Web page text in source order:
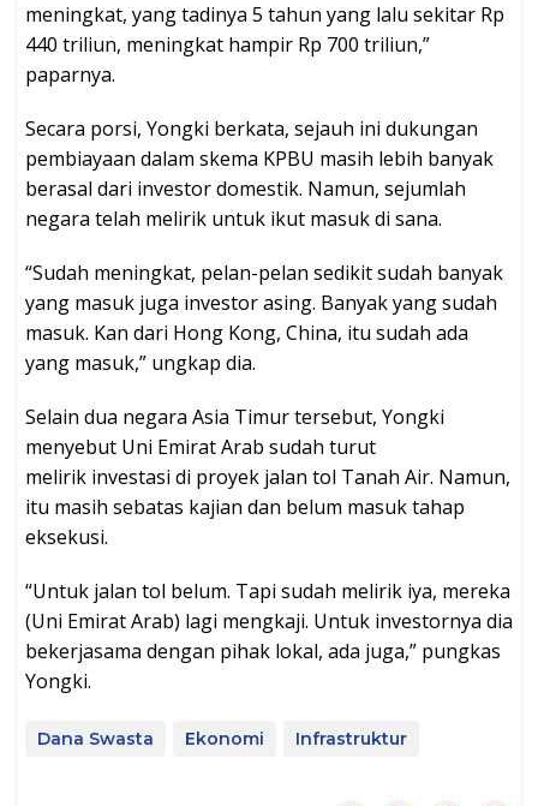
meningkat, yang tadinya 5 tahun yang lalu sekitar Rp
440 triliun, meningkat hampir Rp 700 triliun,”
paparnya.
Secara porsi, Yongki berkata, sejauh ini dukungan
pembiayaan dalam skema KPBU masih lebih banyak
berasal dari investor domestik. Namun, sejumlah
negara telah melirik untuk ikut masuk di sana.
“Sudah meningkat, pelan-pelan sedikit sudah banyak
yang masuk juga investor asing. Banyak yang sudah
masuk. Kan dari Hong Kong, China, itu sudah ada
yang masuk,” ungkap dia.
Selain dua negara Asia Timur tersebut, Yongki
menyebut Uni Emirat Arab sudah turut
melirik investasi di proyek jalan tol Tanah Air. Namun,
itu masih sebatas kajian dan belum masuk tahap
eksekusi.
“Untuk jalan tol belum. Tapi sudah melirik iya, mereka
(Uni Emirat Arab) lagi mengkaji. Untuk investornya dia
bekerjasama dengan pihak lokal, ada juga,” pungkas
Yongki.
Dana Swasta Ekonomi Infrastruktur